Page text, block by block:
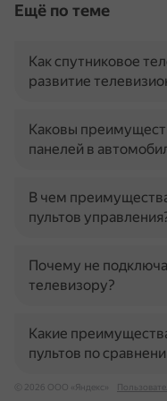
Ещё по теме
Как спутниковое
развитие
Каковы
панелей в
В чем
пультов
Почему не
телевизору?
Какие
пультов по
© 2026 ООО «Яндекс»